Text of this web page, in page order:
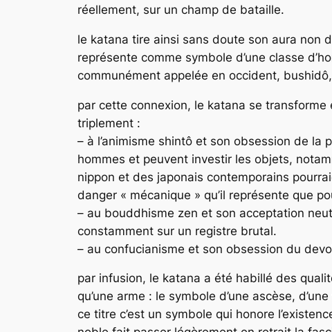
réellement, sur un champ de bataille.
le katana tire ainsi sans doute son aura non
représente comme symbole d’une classe
communément appelée en occident,
par cette connexion, le katana se
triplement :
– à l’animisme shintô et son obsession de
hommes et peuvent investir les objets,
nippon et des japonais contemporains
danger « mécanique » qu’il représente que
– au bouddhisme zen et son acceptation
constamment sur un registre brutal.
– au confucianisme et son obsession du
par infusion, le katana a été habillé des
qu’une arme : le symbole d’une ascèse,
ce titre c’est un symbole qui honore